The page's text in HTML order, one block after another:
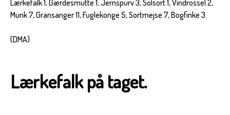
Lærkefalk 1, Gærdesmutte 1, Jernspurv 3, Solsort 1, Vindrossel 2,
Munk 7, Gransanger 11, Fuglekonge 5, Sortmejse 7, Bogfinke 3.
(DMA)
Lærkefalk på taget.